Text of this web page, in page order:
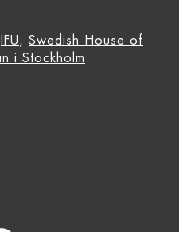
IFU , Swedish House of
i Stockholm